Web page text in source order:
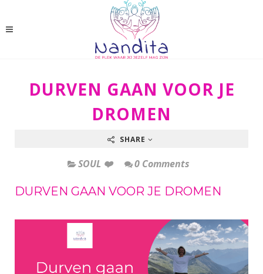
DURVEN GAAN VOOR JE
DROMEN
SHARE
SOUL ❤️ 0 Comments
DURVEN GAAN VOOR JE DROMEN